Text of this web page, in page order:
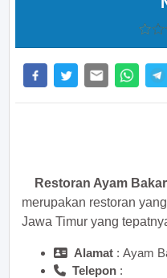
Restoran Ayam
merupakan restoran
Jawa Timur yang
Alamat : Ayam
Telepon :